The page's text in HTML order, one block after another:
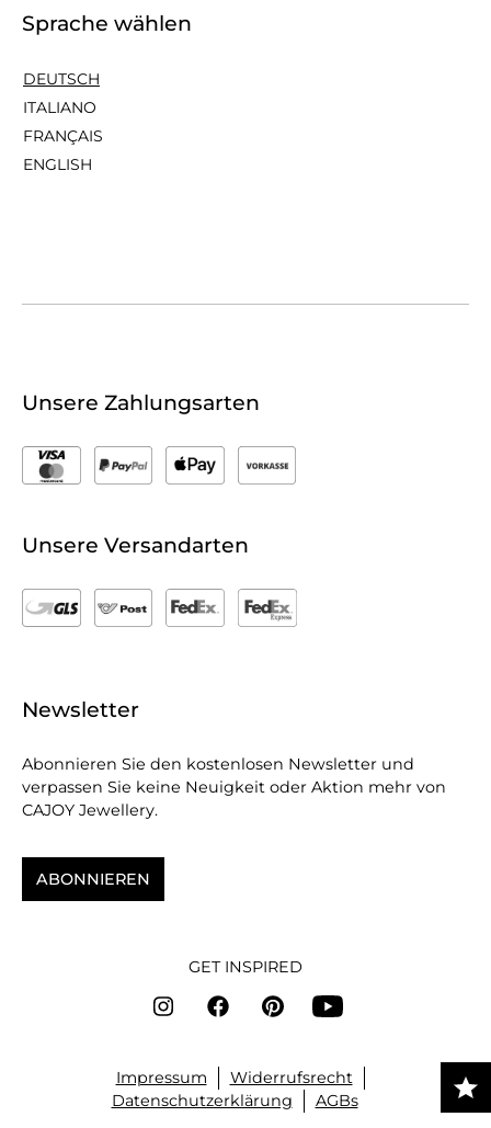
Sprache wählen
DEUTSCH
ITALIANO
FRANÇAIS
ENGLISH
Unsere Zahlungsarten
Unsere Versandarten
Newsletter
Abonnieren Sie den kostenlosen Newsletter und
verpassen Sie keine Neuigkeit oder Aktion mehr von
CAJOY Jewellery.
ABONNIEREN
GET INSPIRED
Impressum
Widerrufsrecht
Datenschutzerklärung
AGBs